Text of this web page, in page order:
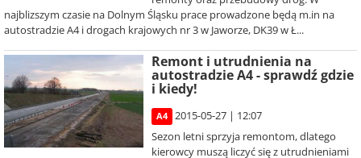
najblizszym czasie na Dolnym Śląsku prace prowadzone będą m.in na
autostradzie A4 i drogach krajowych nr 3 w Jaworze, DK39 w Ł...
Remont i utrudnienia na
autostradzie A4 - sprawdź gdzie
i kiedy!
A4
2015-05-27 | 12:07
Sezon letni sprzyja remontom, dlatego
kierowcy muszą liczyć się z utrudnieniami